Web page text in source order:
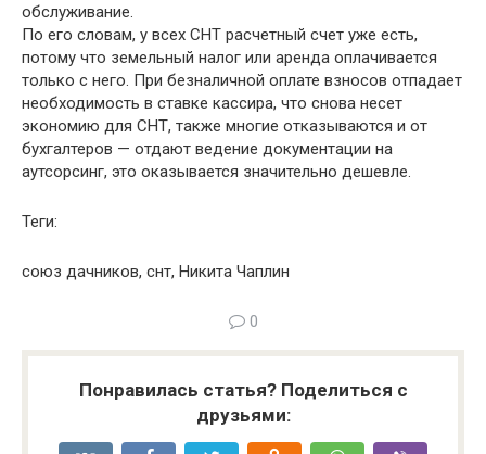
обслуживание.
По его словам, у всех СНТ расчетный счет уже есть,
потому что земельный налог или аренда оплачивается
только с него. При безналичной оплате взносов отпадает
необходимость в ставке кассира, что снова несет
экономию для СНТ, также многие отказываются и от
бухгалтеров — отдают ведение документации на
аутсорсинг, это оказывается значительно дешевле.
Теги:
союз дачников, снт, Никита Чаплин
0
Понравилась статья? Поделиться с
друзьями: